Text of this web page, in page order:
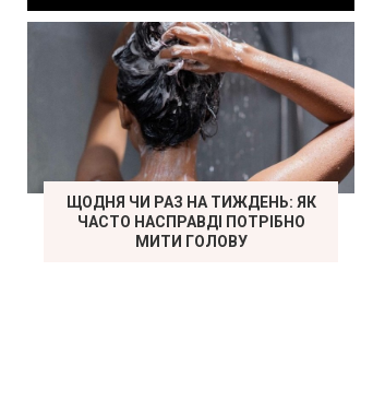
ЩОДНЯ ЧИ РАЗ НА ТИЖДЕНЬ: ЯК
ЧАСТО НАСПРАВДІ ПОТРІБНО
МИТИ ГОЛОВУ